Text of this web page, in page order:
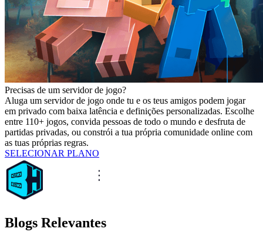
Precisas de um servidor de jogo?
Aluga um servidor de jogo onde tu e os teus amigos podem jogar
em privado com baixa latência e definições personalizadas. Escolhe
entre 110+ jogos, convida pessoas de todo o mundo e desfruta de
partidas privadas, ou constrói a tua própria comunidade online com
as tuas próprias regras.
SELECIONAR PLANO
Blogs Relevantes